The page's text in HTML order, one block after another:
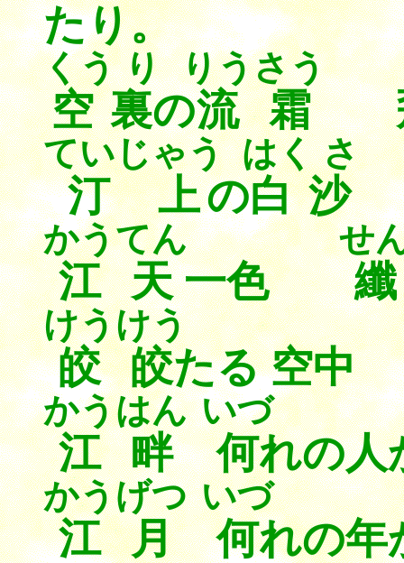
たり。
空裏
くう り
の流霜
りうさう
飛
汀上
ていじゃう
の白沙
はく さ
江天
かうてん
一色
せ
皎皎
けうけう
たる 空
江畔
かうはん
何
いづ
れの
江月
かうげつ
何
いづ
れの